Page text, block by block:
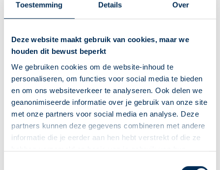
Toestemming Details Over
Deze website maakt gebruik van cookies, maar we
houden dit bewust beperkt
We gebruiken cookies om de website-inhoud te
personaliseren, om functies voor social media te bieden
en om ons websiteverkeer te analyseren. Ook delen we
geanonimiseerde informatie over je gebruik van onze site
met onze partners voor social media en analyse. Deze
partners kunnen deze gegevens combineren met andere
informatie die je eerder aan hen hebt verstrekt of die ze
hebben verzameld op basis van je gebruik van hun
Deze Service Apotheek staat nu ingesteld als jouw
Simvastatine
Siponimod
Sirolimus
Sitagliptine
Sofosbuvir met ledipasvir
Solifenacine